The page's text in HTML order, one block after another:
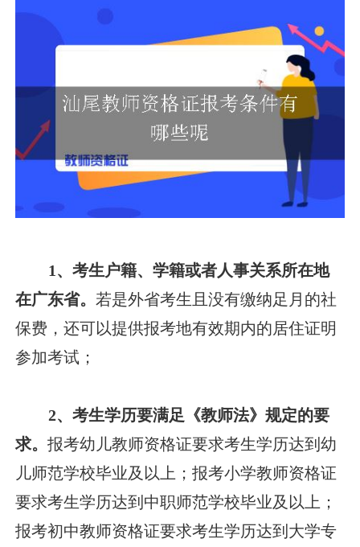
1、考生户籍、学籍或者人事关系所在地
在广东省。 若是外省考生且没有缴纳足月的社
保费，还可以提供报考地有效期内的居住证明
参加考试；
2、考生学历要满足《教师法》规定的要
求。报考幼儿教师资格证要求考生学历达到幼
儿师范学校毕业及以上；报考小学教师资格证
要求考生学历达到中职师范学校毕业及以上；
报考初中教师资格证要求考生学历达到大学专